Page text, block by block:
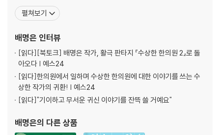
신이 오는 밤』 『우리가 다른 귀신을 불러오나니』 『앨리스 앤솔로지:
이상한 나라 이야기』 『요괴사설』 등에 참여했다. 2019년 서울시나리
다”라며 직업을 물으셨고,
펼쳐보기
배명은 인터뷰
[읽다][북토크] 배명은 작가, 활극 판타지 『수상한 한의원 2』로 돌
아오다 | 예스24
[읽다]한의원에서 일하며 수상한 한의원에 대한 이야기를 쓰는 수
상한 작가의 귀환! | 예스24
[읽다]"기이하고 무서운 귀신 이야기를 잔뜩 쓸 거예요"
배명은의 다른 상품